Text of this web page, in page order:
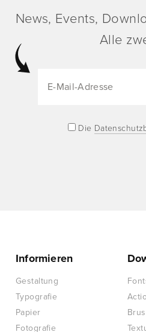
News, Events,
Alle
Die
Informieren
Gestaltung
Typografie
Papier
Fotografie